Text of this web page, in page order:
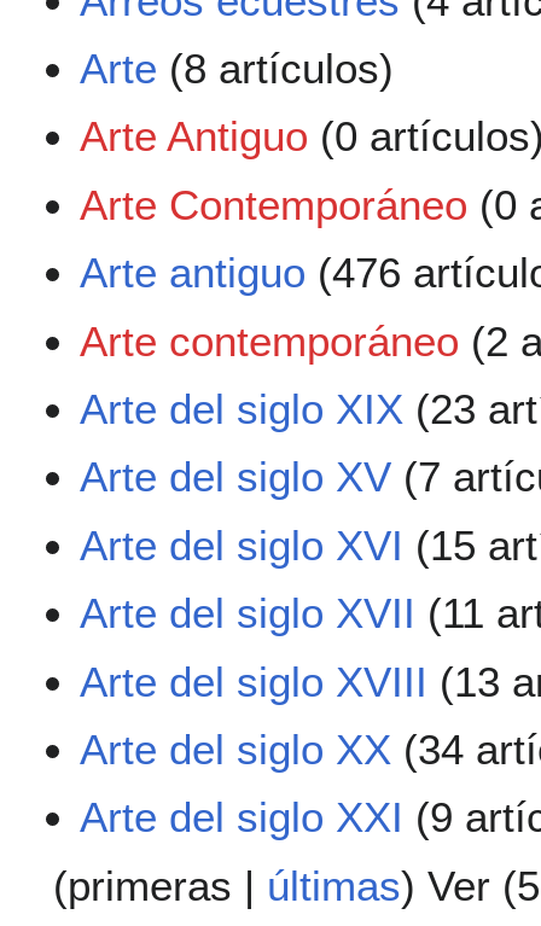
Arte (8 artículos)
Arte Antiguo (0
Arte Contemporáneo (0
Arte antiguo (476
Arte contemporáneo (2
Arte del siglo XIX (23
Arte del siglo XV (7
Arte del siglo XVI (15
Arte del siglo XVII (11
Arte del siglo XVIII (13
Arte del siglo XX (34
Arte del siglo XXI (9
(primeras | últimas) Ver (